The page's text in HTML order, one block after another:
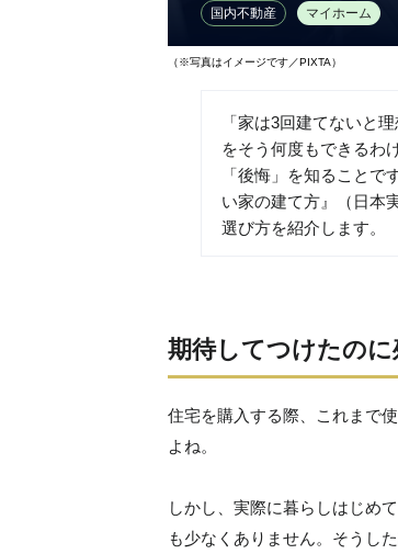
国内不動産 マイホーム
（※写真はイメージです／PIXTA）
「家は3回建てないと
をそう何度もできるわ
「後悔」を知ること
い家の建て方』（日本
選び方を紹介します。
期待してつけたの
住宅を購入する際、これまで
よね。
しかし、実際に暮らしはじめ
も少なくありません。そうし